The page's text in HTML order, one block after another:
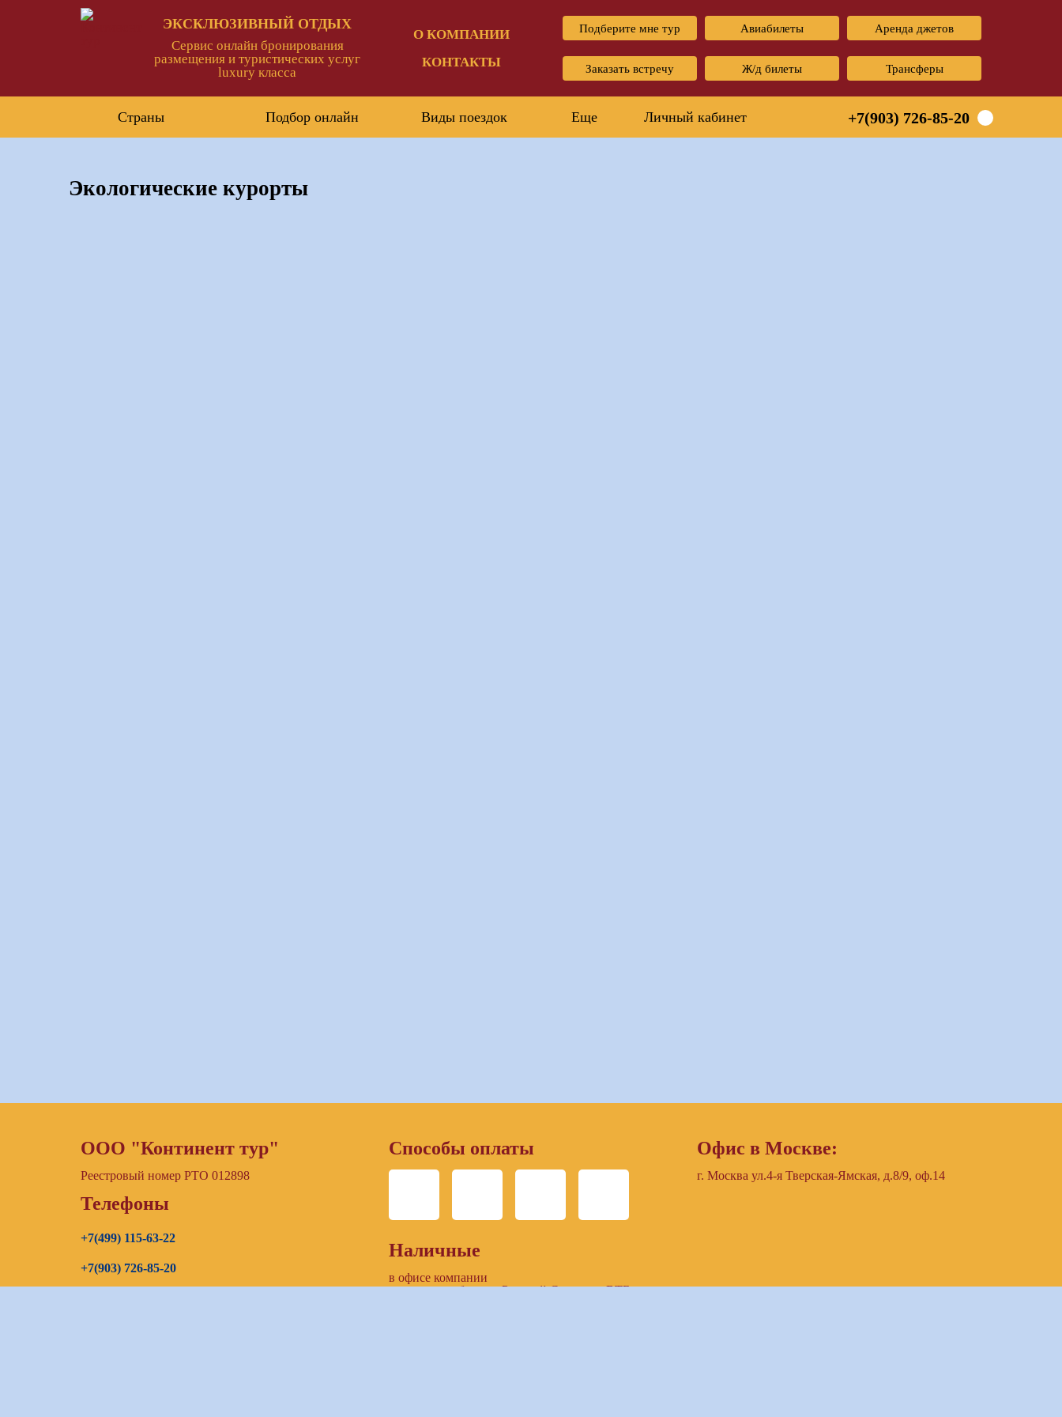
ЭКСКЛЮЗИВНЫЙ ОТДЫХ
Сервис онлайн бронирования
размещения и туристических услуг
luxury класса
О КОМПАНИИ
КОНТАКТЫ
Подберите мне тур Авиабилеты Аренда джетов
Заказать встречу Ж/д билеты Трансферы
Страны Подбор онлайн Виды поездок Еще Личный кабинет +7(903) 726-85-20
Экологические курорты
ООО "Континент тур"
Реестровый номер РТО 012898
Телефоны
+7(499) 115-63-22
+7(903) 726-85-20
Способы оплаты
Наличные
в офисе компании
в отделении банков: Русский Стандарт, ВТБ
Офис в Москве:
г. Москва ул.4-я Тверская-Ямская, д.8/9, оф.14